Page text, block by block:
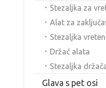
Stezaljka za
Stezaljka
Držač alata
Stezaljka
Glava s pet osi